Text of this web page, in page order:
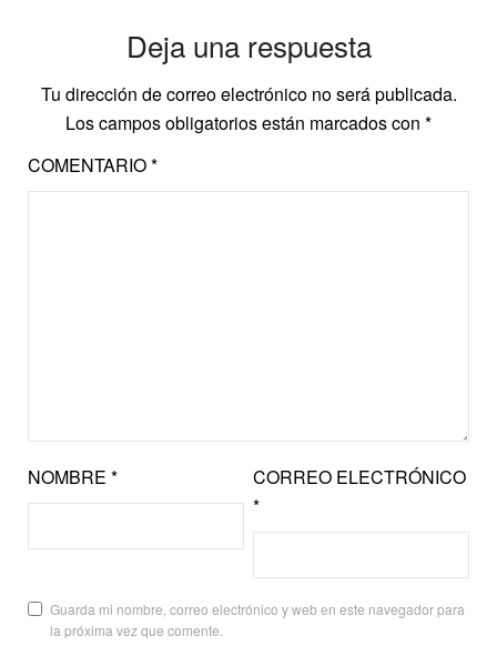
Deja una respuesta
Tu dirección de correo electrónico no será publicada.
Los campos obligatorios están marcados con *
COMENTARIO*
NOMBRE *
CORREO ELECTRÓNICO
*
Guarda mi nombre, correo electrónico y web en este navegador para
la próxima vez que comente.